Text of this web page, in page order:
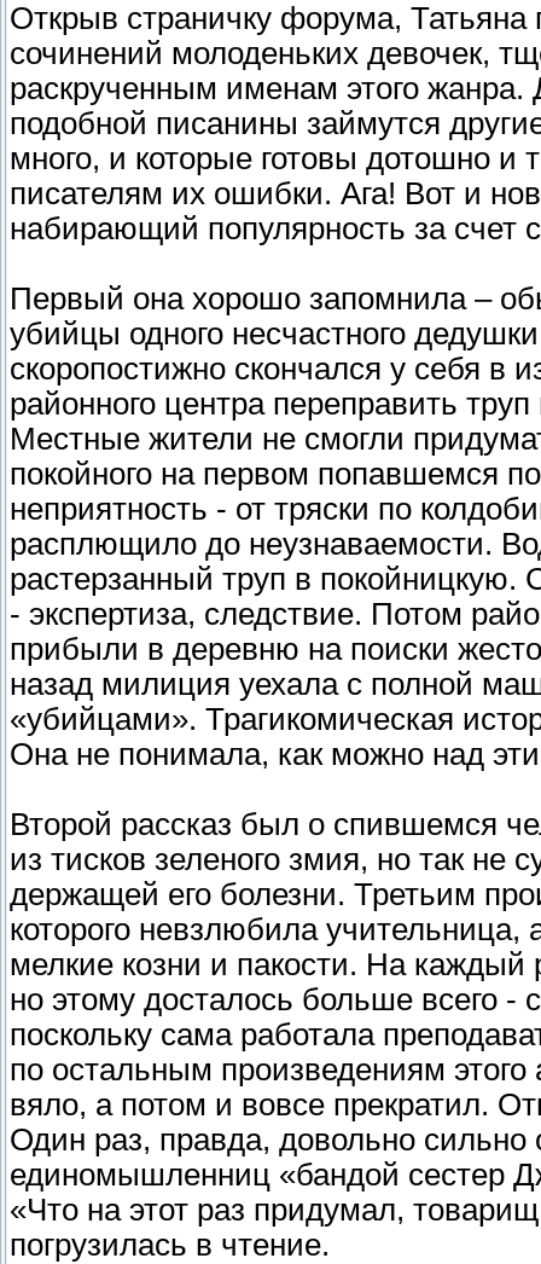
Открыв страничку форума, Татьяна
сочинений молоденьких девочек,
раскрученным именам этого
подобной писанины займутся
много, и которые готовы дотошно
писателям их ошибки. Ага! Вот и
набирающий популярность за счет
Первый она хорошо запомнила –
убийцы одного несчастного
скоропостижно скончался у себя в
районного центра переправить
Местные жители не смогли
покойного на первом попавшемся
неприятность - от тряски по
расплющило до неузнаваемости.
растерзанный труп в
- экспертиза, следствие. Потом
прибыли в деревню на поиски
назад милиция уехала с полной
«убийцами». Трагикомическая
Она не понимала, как можно над
Второй рассказ был о спившемся
из тисков зеленого змия, но так не
держащей его болезни. Третьим
которого невзлюбила учительница,
мелкие козни и пакости. На каждый
но этому досталось больше всего -
поскольку сама работала
по остальным произведениям
вяло, а потом и вовсе прекратил.
Один раз, правда, довольно сильно
единомышленниц «бандой сестер
«Что на этот раз придумал,
погрузилась в чтение.